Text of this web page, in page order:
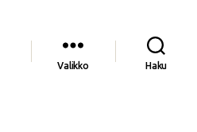
Valikko Haku